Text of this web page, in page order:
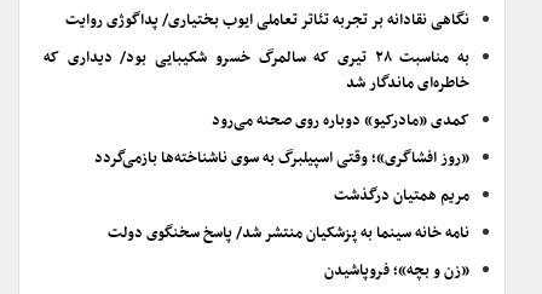
نگاهی نقادانه بر تجربه تئاتر تعاملی ایوب بختیاری/ پداگوژی روایت
به مناسبت ۲۸ تیری که سالمرگ خسرو شکیبایی بود/ دیداری که
خاطره‌ای ماندگار شد
کمدی «مادرکیو» دوباره روی صحنه می‌رود
«روز افشاگری»؛ وقتی اسپیلبرگ به سوی ناشناخته‌ها بازمی‌گردد
مریم همتیان درگذشت
نامه خانه سینما به پزشکیان منتشر شد/ پاسخ سخنگوی دولت
«زن و بچه»؛ فروپاشیدن